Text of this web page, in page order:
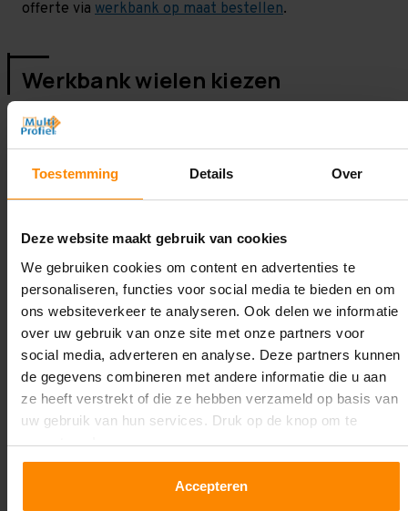
Toestemming Details Over
Deze website maakt gebruik van cookies
We gebruiken cookies om content en advertenties te
personaliseren, functies voor social media te bieden en om
ons websiteverkeer te analyseren. Ook delen we informatie
over uw gebruik van onze site met onze partners voor
social media, adverteren en analyse. Deze partners kunnen
de gegevens combineren met andere informatie die u aan
ze heeft verstrekt of die ze hebben verzameld op basis van
uw gebruik van hun services. Druk op de knop om te
accepteren!
Accepteren
offerte via werkbank op maat bestellen.
Werkbank wielen kiezen
Een verrijdbare werkbank heeft uiteraard wielen nodig.
In onze shop kan je kiezen uit 2 type wielen. De witte
variant de verbeterde versie van de zwarte variant.
Deze kan meer gewicht aan (250 kg per wiel), heeft
strepen op de vloer. Echter hebben veel klanten, die
de werkbank toch al niet te veel verplaatsen, toch
liever zwarte wielen uit optische overwegingen!
Daarnaast kan het ook net even wat schelen in de
prjis.
Specificaties